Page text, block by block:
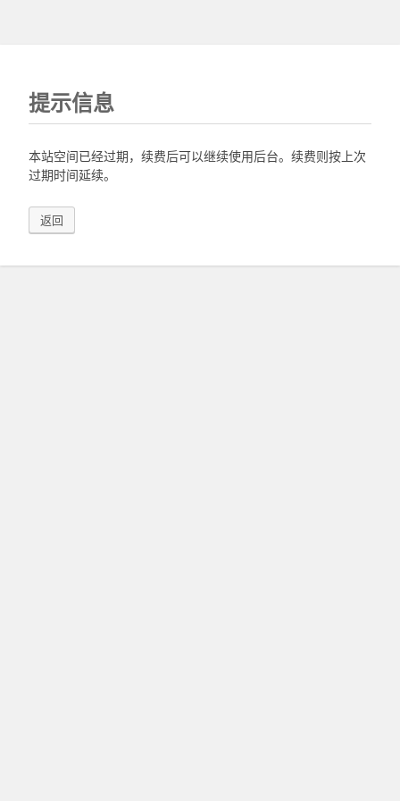
提示信息
本站空间已经过期，续费后可以继续使用后台。续费则按上次
过期时间延续。
返回